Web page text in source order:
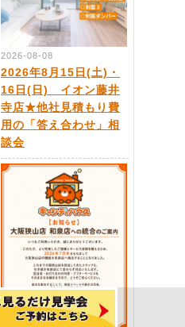
2026-08-08
2026年8月15日(土)・
16日(日) イオン藤井
寺店★他社見積もり費
用の「答え合わせ」相
談会